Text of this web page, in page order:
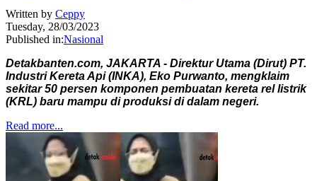
Written by Ceppy
Tuesday, 28/03/2023
Published in:Nasional
Detakbanten.com, JAKARTA - Direktur Utama (Dirut) PT.
Industri Kereta Api (INKA), Eko Purwanto, mengklaim
sekitar 50 persen komponen pembuatan kereta rel listrik
(KRL) baru mampu di produksi di dalam negeri.
Read more...